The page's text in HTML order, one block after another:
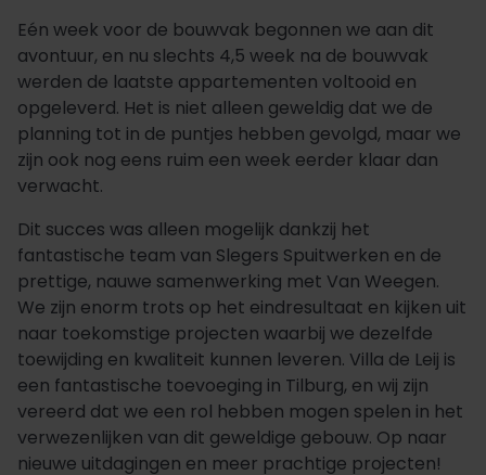
Eén week voor de bouwvak begonnen we aan dit
avontuur, en nu slechts 4,5 week na de bouwvak
werden de laatste appartementen voltooid en
opgeleverd. Het is niet alleen geweldig dat we de
planning tot in de puntjes hebben gevolgd, maar we
zijn ook nog eens ruim een week eerder klaar dan
verwacht.
Dit succes was alleen mogelijk dankzij het
fantastische team van Slegers Spuitwerken en de
prettige, nauwe samenwerking met Van Weegen.
We zijn enorm trots op het eindresultaat en kijken uit
naar toekomstige projecten waarbij we dezelfde
toewijding en kwaliteit kunnen leveren. Villa de Leij is
een fantastische toevoeging in Tilburg, en wij zijn
vereerd dat we een rol hebben mogen spelen in het
verwezenlijken van dit geweldige gebouw. Op naar
nieuwe uitdagingen en meer prachtige projecten!